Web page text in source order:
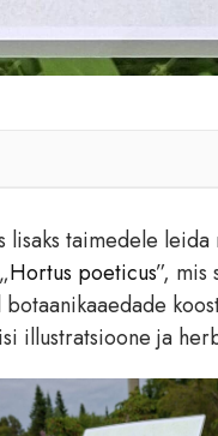
taimedele
Hortus poeticus”, mis
illustratsioone ja